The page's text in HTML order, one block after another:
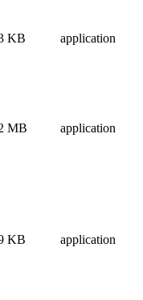
KB application
MB application
KB application